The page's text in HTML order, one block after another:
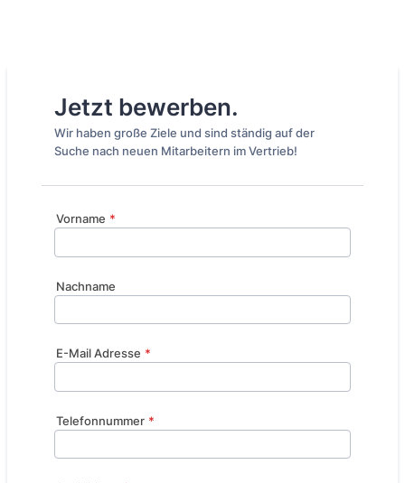
Jetzt bewerben.
Wir haben große Ziele und sind ständig auf der
Suche nach neuen Mitarbeitern im Vertrieb!
Vorname *
Nachname
E-Mail Adresse *
Telefonnummer *